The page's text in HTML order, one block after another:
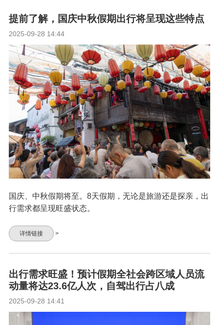
提前了解，国庆中秋假期出行将呈现这些特点
2025-09-28 14:44
国庆、中秋假期将至。8天假期，无论是旅游还是探亲，出
行需求都呈现旺盛状态。
详情链接 >
出行需求旺盛！预计假期全社会跨区域人员流
动量将达23.6亿人次，自驾出行占八成
2025-09-28 14:41